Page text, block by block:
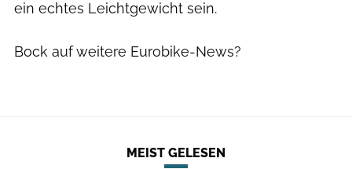
ein echtes Leichtgewicht sein.
Bock auf weitere Eurobike-News?
MEIST GELESEN